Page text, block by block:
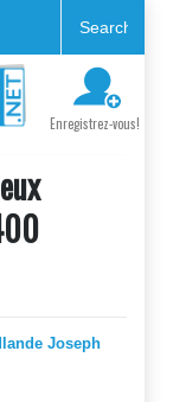
Enregistrez-vous!
Joseph